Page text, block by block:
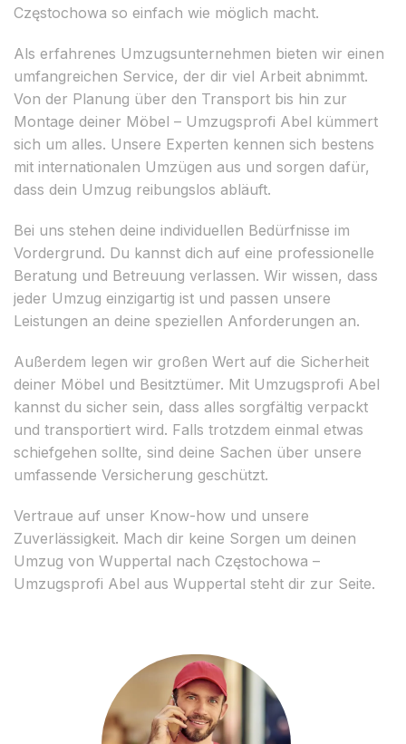
Częstochowa so einfach wie möglich macht.
Als erfahrenes Umzugsunternehmen bieten wir einen
umfangreichen Service, der dir viel Arbeit abnimmt.
Von der Planung über den Transport bis hin zur
Montage deiner Möbel – Umzugsprofi Abel kümmert
sich um alles. Unsere Experten kennen sich bestens
mit internationalen Umzügen aus und sorgen dafür,
dass dein Umzug reibungslos abläuft.
Bei uns stehen deine individuellen Bedürfnisse im
Vordergrund. Du kannst dich auf eine professionelle
Beratung und Betreuung verlassen. Wir wissen, dass
jeder Umzug einzigartig ist und passen unsere
Leistungen an deine speziellen Anforderungen an.
Außerdem legen wir großen Wert auf die Sicherheit
deiner Möbel und Besitztümer. Mit Umzugsprofi Abel
kannst du sicher sein, dass alles sorgfältig verpackt
und transportiert wird. Falls trotzdem einmal etwas
schiefgehen sollte, sind deine Sachen über unsere
umfassende Versicherung geschützt.
Vertraue auf unser Know-how und unsere
Zuverlässigkeit. Mach dir keine Sorgen um deinen
Umzug von Wuppertal nach Częstochowa –
Umzugsprofi Abel aus Wuppertal steht dir zur Seite.